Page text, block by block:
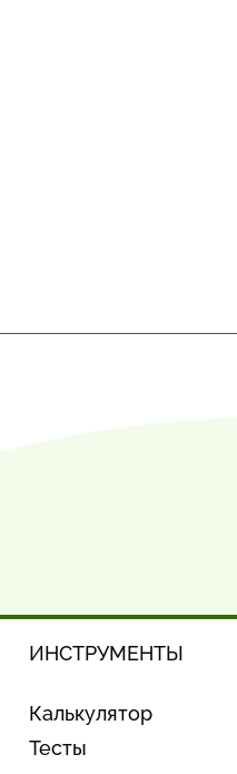
ИНСТРУМЕНТЫ
Калькулятор
Тесты